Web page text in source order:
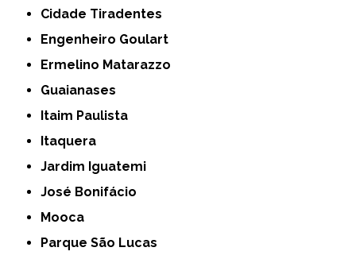
Cidade Tiradentes
Engenheiro Goulart
Ermelino Matarazzo
Guaianases
Itaim Paulista
Itaquera
Jardim Iguatemi
José Bonifácio
Mooca
Parque São Lucas